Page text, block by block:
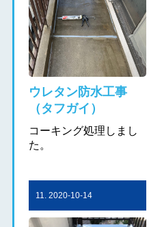
ウレタン防水工事
（タフガイ）
コーキング処理しまし
た。
11. 2020-10-14